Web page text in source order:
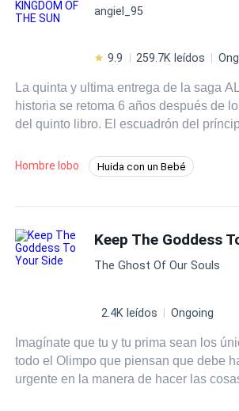
angiel_95
9.9 259.7K leídos
La quinta y ultima entrega de la saga
historia se retoma 6 años después de
del quinto libro. El escuadrón del
los próximos gobernantes del Reino de
Hombre lobo Huida con un Bebé
Keep The Goddess
The Ghost Of Our Souls
2.4K leídos Ongoing
Imagínate que tu y tu prima sean los
todo el Olimpo que piensan que debe
urgente en la manera de hacer las